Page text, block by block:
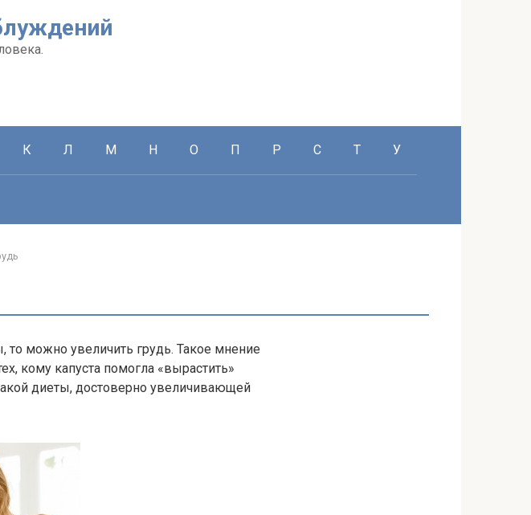
К Л М Н О П Р С Т У
то можно увеличить грудь. Такое мнение
кому капуста помогла «вырастить»
диеты, достоверно увеличивающей